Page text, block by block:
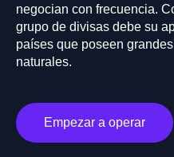
negocian con frecuencia.
grupo de divisas debe su
países que poseen
naturales.
Empezar a operar